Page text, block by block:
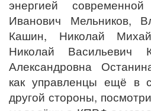
энергией
Иванович Мельников,
Кашин, Николай
Николай Васильевич
Александровна
как управленцы ещё в
другой стороны,